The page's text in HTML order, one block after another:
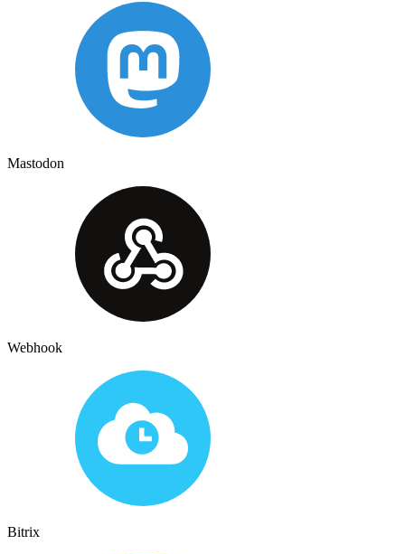
Mastodon
Webhook
Bitrix